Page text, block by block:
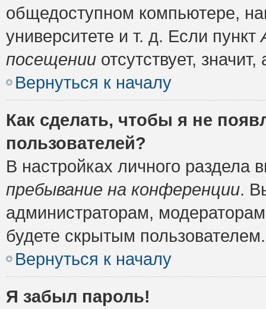
общедоступном компьютере,
университете и т. д. Если пункт
посещении отсутствует,
Вернуться к началу
Как сделать, чтобы я не
пользователей?
В настройках личного
пребывание на конференции.
администраторам,
будете скрытым пользователем.
Вернуться к началу
Я забыл пароль!